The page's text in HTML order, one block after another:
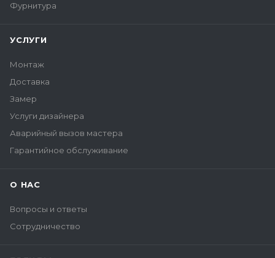
Фурнитура
УСЛУГИ
Монтаж
Доставка
Замер
Услуги дизайнера
Аварийный вызов мастера
Гарантийное обслуживание
О НАС
Вопросы и ответы
Сотрудничество